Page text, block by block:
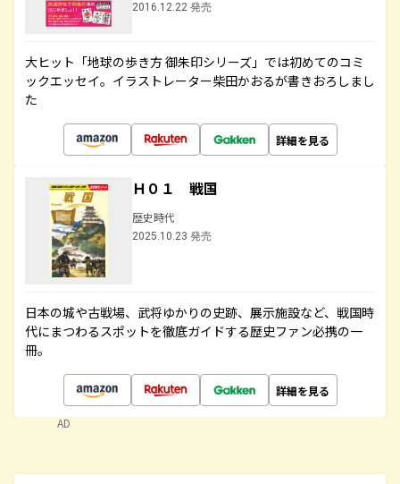
2016.12.22 発売
大ヒット「地球の歩き方 御朱印シリーズ」では初めてのコミ
ックエッセイ。イラストレーター柴田かおるが書きおろしまし
た
詳細を見る
Ｈ０１ 戦国
歴史時代
2025.10.23 発売
日本の城や古戦場、武将ゆかりの史跡、展示施設など、戦国時
代にまつわるスポットを徹底ガイドする歴史ファン必携の一
冊。
詳細を見る
AD